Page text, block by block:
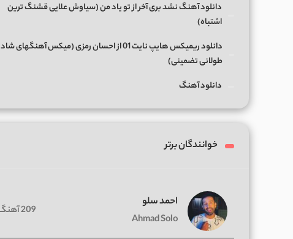
دانلود آهنگ نشد بری آخر از تو یاد من (سیاوش علایی قشنگ ترین
اشتباه)
دانلود ریمیکس هایپ نایت 01 از احسان رمزی (میکس آهنگهای شاد
طولانی تضمینی)
دانلود آهنگ
خوانندگان برتر
احمد سلو
Ahmad Solo
209 آهنگ